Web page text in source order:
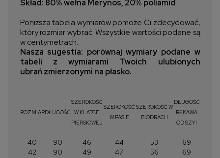
Skład: 80% wełna Merynos, 20% poliamid
Poniższa tabela wymiarów pomoże Ci zdecydować,
który rozmiar wybrać. Wszystkie wartości podane są
w centymetrach.
Nasza sugestia: porównaj wymiary podane w
tabeli z wymiarami Twoich ulubionych
ubrań zmierzonymi na płasko.
ROZMIARDŁUGOŚĆ
SZEROKOŚĆ
W KLATCE
PIERSIOWEJ
SZEROKOŚĆ
W PASIE
SZEROKOŚĆ W
BIODRACH
DŁUGOŚĆ
RĘKAWA
OD SZYI
40 90 46 44 53
69
42
90 49 47 56
69